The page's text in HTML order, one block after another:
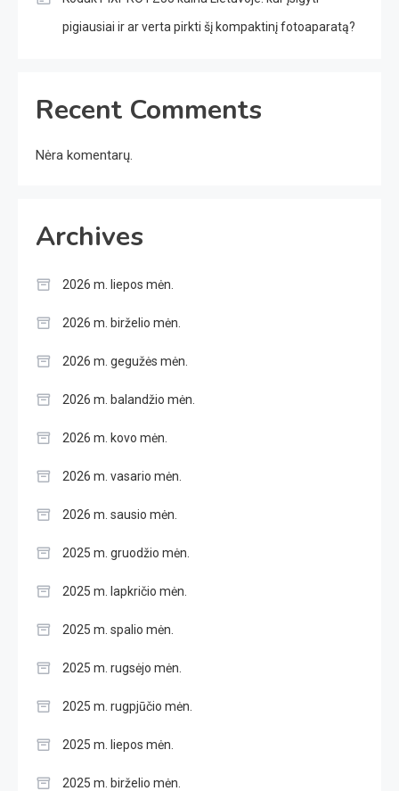
pigiausiai ir ar verta pirkti šį kompaktinį fotoaparatą?
Recent Comments
Nėra komentarų.
Archives
2026 m. liepos mėn.
2026 m. birželio mėn.
2026 m. gegužės mėn.
2026 m. balandžio mėn.
2026 m. kovo mėn.
2026 m. vasario mėn.
2026 m. sausio mėn.
2025 m. gruodžio mėn.
2025 m. lapkričio mėn.
2025 m. spalio mėn.
2025 m. rugsėjo mėn.
2025 m. rugpjūčio mėn.
2025 m. liepos mėn.
2025 m. birželio mėn.